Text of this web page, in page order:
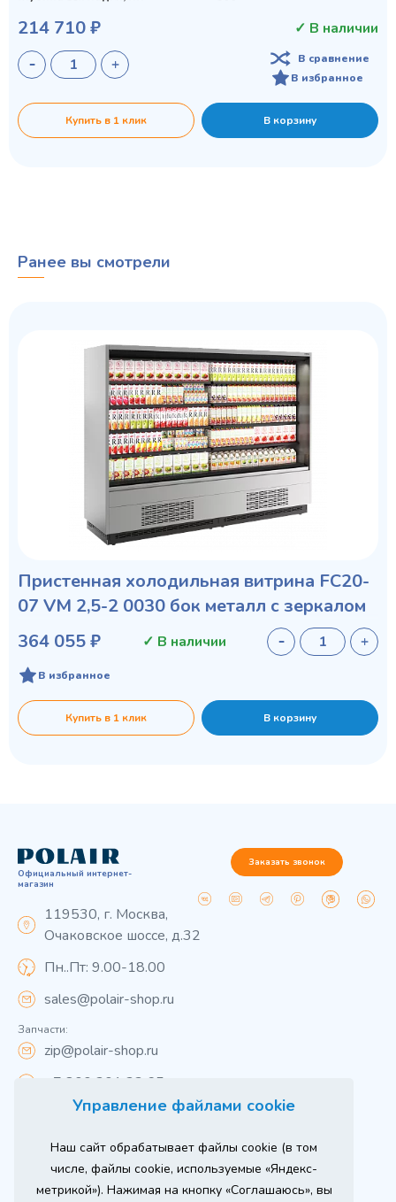
Управление файлами cookie
Наш сайт обрабатывает файлы cookie (в том
числе, файлы cookie, используемые «Яндекс-
метрикой»). Нажимая на кнопку «Соглашаюсь», вы
214 710 ₽ ✓ В наличии
В сравнение
В избранное
Купить в 1 клик В корзину
Ранее вы смотрели
Пристенная холодильная витрина FC20-
07 VM 2,5-2 0030 бок металл с зеркалом
364 055 ₽
✓ В наличии
В избранное
Купить в 1 клик В корзину
Официальный интернет-
магазин
119530, г. Москва,
Очаковское шоссе, д.32
Пн..Пт: 9.00-18.00
sales@polair-shop.ru
Запчасти:
zip@polair-shop.ru
+7 800 301 33 65
Заказать звонок
Вся информация на сайте о товарах носит
справочный характер и не является публичной
офертой в соответствии с пунктом 2 статьи 437 ГК РФ.
Для получения подробной информации о наличии и